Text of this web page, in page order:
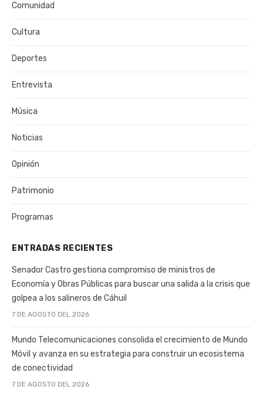
Comunidad
Cultura
Deportes
Entrevista
Música
Noticias
Opinión
Patrimonio
Programas
ENTRADAS RECIENTES
Senador Castro gestiona compromiso de ministros de
Economía y Obras Públicas para buscar una salida a la crisis que
golpea a los salineros de Cáhuil
7 DE AGOSTO DEL 2026
Mundo Telecomunicaciones consolida el crecimiento de Mundo
Móvil y avanza en su estrategia para construir un ecosistema
de conectividad
7 DE AGOSTO DEL 2026